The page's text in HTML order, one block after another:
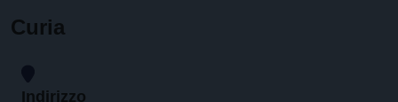
Curia
Indirizzo